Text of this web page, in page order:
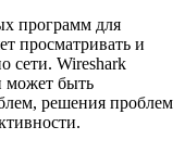
программ для
просматривать и
сети. Wireshark
может быть
решения проблем